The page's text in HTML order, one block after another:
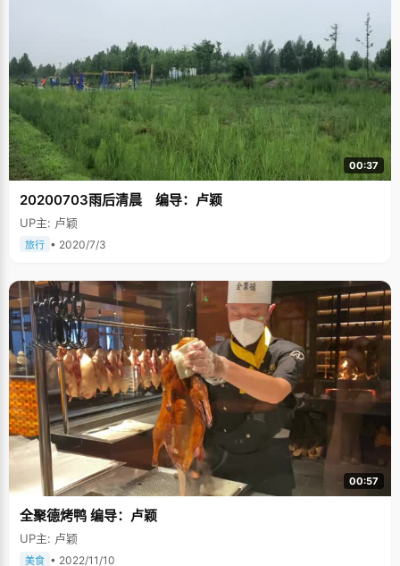
00:37
20200703雨后清晨 编导：卢颖
UP主: 卢颖
旅行 • 2020/7/3
00:57
全聚德烤鸭 编导：卢颖
UP主: 卢颖
美食 • 2022/11/10